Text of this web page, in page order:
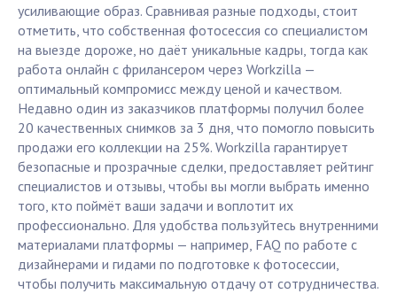
усиливающие образ. Сравнивая разные подходы, стоит
отметить, что собственная фотосессия со специалистом
на выезде дороже, но даёт уникальные кадры, тогда как
работа онлайн с фрилансером через Workzilla —
оптимальный компромисс между ценой и качеством.
Недавно один из заказчиков платформы получил более
20 качественных снимков за 3 дня, что помогло повысить
продажи его коллекции на 25%. Workzilla гарантирует
безопасные и прозрачные сделки, предоставляет рейтинг
специалистов и отзывы, чтобы вы могли выбрать именно
того, кто поймёт ваши задачи и воплотит их
профессионально. Для удобства пользуйтесь внутренними
материалами платформы — например, FAQ по работе с
дизайнерами и гидами по подготовке к фотосессии,
чтобы получить максимальную отдачу от сотрудничества.